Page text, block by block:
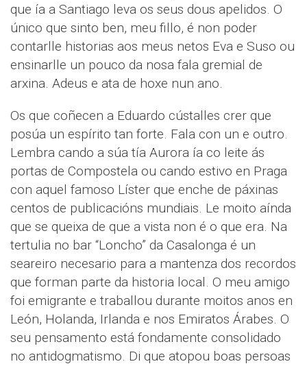
que ía a Santiago leva os seus dous apelidos. O
único que sinto ben, meu fillo, é non poder
contarlle historias aos meus netos Eva e Suso ou
ensinarlle un pouco da nosa fala gremial de
arxina. Adeus e ata de hoxe nun ano.
Os que coñecen a Eduardo cústalles crer que
posúa un espírito tan forte. Fala con un e outro.
Lembra cando a súa tía Aurora ía co leite ás
portas de Compostela ou cando estivo en Praga
con aquel famoso Líster que enche de páxinas
centos de publicacións mundiais. Le moito aínda
que se queixa de que a vista non é o que era. Na
tertulia no bar “Loncho” da Casalonga é un
seareiro necesario para a mantenza dos recordos
que forman parte da historia local. O meu amigo
foi emigrante e traballou durante moitos anos en
León, Holanda, Irlanda e nos Emiratos Árabes. O
seu pensamento está fondamente consolidado
no antidogmatismo. Di que atopou boas persoas